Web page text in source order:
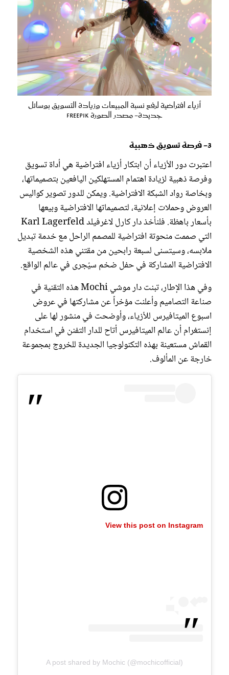
أزياء افتراضية لرفع نسبة المبيعات وزيادة التسويق بوسائل
جديدة- مصدر الصورة Freepik
3- فرصة تسويق ذهبية
اعتبرت دور الأزياء أن ابتكار أزياء افتراضية هي أداة تسويق
وفرصة ذهبية لزيادة اهتمام المستهلكين اليافعين بتصميماتها،
وبخاصة رواد الشبكة الافتراضية. ويمكن للدور تصوير كواليس
العروض وحملات إعلانية، لتصميماتها الافتراضية وبيعها
بأسعار باهظة. فلنأخذ دار كارل لاغرفيلد Karl Lagerfeld
التي صممت منحوتة افتراضية للمصمم الراحل مع خدمة تبديل
ملابسه، وسيتسنى لسبعة رابحين من مقتني هذه الشخصية
الافتراضية المشاركة في حفل ضخم سيُجرى في عالم الواقع.
وفي هذا الإطار، تبنت دار موشي Mochi هذه التقنية في
صناعة التصاميم وأعلنت مؤخراً عن مشاركتها في عروض
اسبوع الميتافيرس للأزياء، وأوضحت في منشور لها على
إنستغرام أن عالم الميتافيرس أتاح للدار التفنن في استخدام
القماش مستعينة بهذه التكنولوجيا الجديدة للخروج بمجموعة
خارجة عن المألوف.
View this post on Instagram
A post shared by Mochic (@mochicofficial)